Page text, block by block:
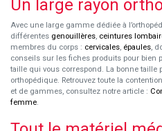
Un large rayon
Avec une large gamme dédiée à
différentes genouillères, ceintures
membres du corps : cervicales, épaules,
conseils sur les fiches produits pour bien
taille qui vous correspond. La bonne
orthopédique. Retrouvez toute la
et de gammes, consultez notre article :
femme.